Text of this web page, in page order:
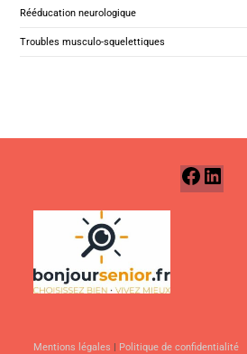
Rééducation neurologique
Troubles musculo-squelettiques
Mentions légales | Politique de confidentialité